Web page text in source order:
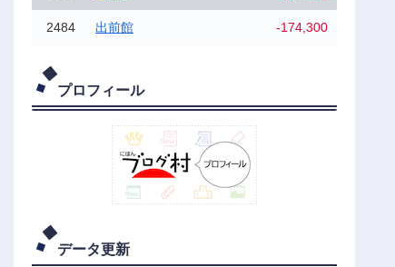
2484 出前館 -174,300
プロフィール
データ更新